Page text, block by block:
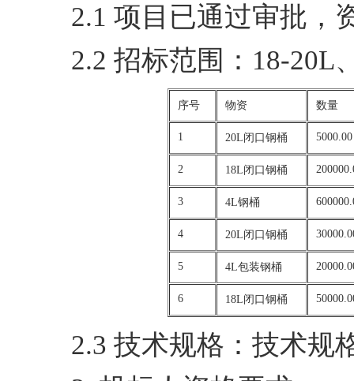
2.1 项目已通过审批，
2.2 招标范围：18-20L
序号 物资 数量
1 20L闭口钢桶
2 18L闭口钢桶
3 4L钢桶
4 20L闭口钢桶
5 4L包装钢桶
6 18L闭口钢桶
2.3 技术规格：技术规